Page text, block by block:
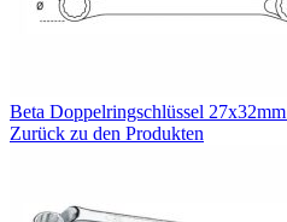
Beta Doppelringschlüssel 27x32mm
Zurück zu den Produkten